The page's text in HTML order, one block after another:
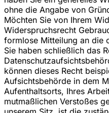
ohne die Angabe von
Möchten Sie von Ihrem
Widerspruchsrecht
formlose Mitteilung an die
Sie haben schließlich das
können dieses Recht
Aufsichtsbehörde in dem
Aufenthaltsorts, Ihres
mutmaßlichen Verstoßes